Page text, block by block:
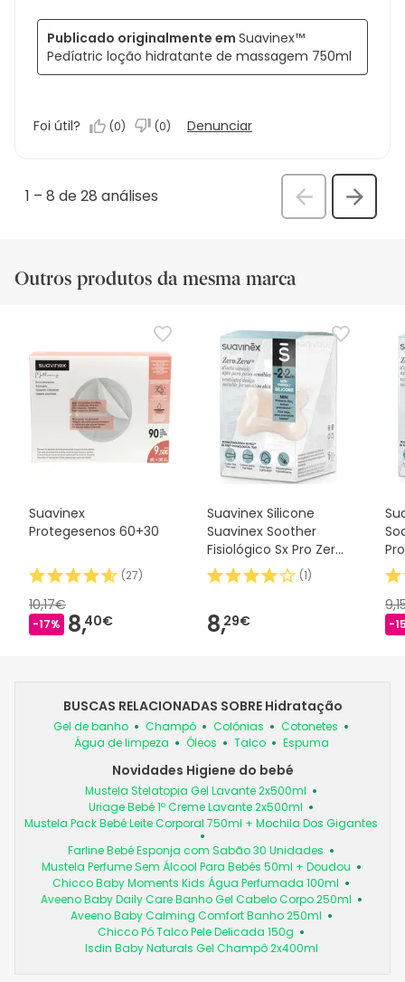
Publicado originalmente em Suavinex™
Pedíatric loção hidratante de massagem 750ml
Foi útil? (0) (0) Denunciar
1 – 8 de 28 análises
Anterior
Outros produtos da mesma marca
Suavinex
Protegesenos 60+30
(27)
10,17€
-17% 8,40€
Suavinex Silicone
Suavinex Soother
Fisiológico Sx Pro Zero
2m 1 peça
(1)
8,29€ -
BUSCAS RELACIONADAS SOBRE Hidratação
Gel de banho Champô Colónias
Cotonetes
Água de limpeza
Óleos Talco Espuma
Novidades Higiene do bebé
Mustela Stelatopia Gel Lavante 2x500ml
Uriage Bebé 1º Creme Lavante 2x500ml
Mustela Pack Bebé Leite Corporal 750ml + Mochila Dos Gigantes
Farline Bebé Esponja com Sabão 30 Unidades
Mustela Perfume Sem Álcool Para Bebés 50ml + Doudou
Chicco Baby Moments Kids Água Perfumada 100ml
Aveeno Baby Daily Care Banho Gel Cabelo Corpo 250ml
Aveeno Baby Calming Comfort Banho 250ml
Chicco Pó Talco Pele Delicada 150g
Isdin Baby Naturals Gel Champô 2x400ml